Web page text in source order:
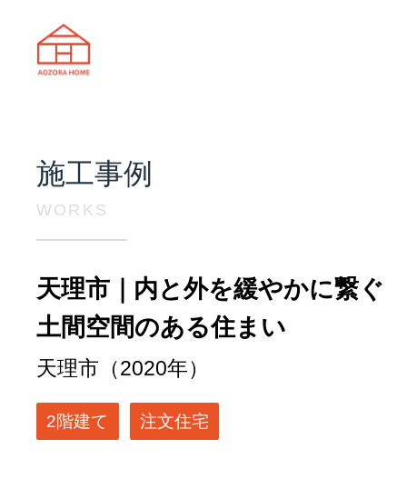
施工事例
WORKS
天理市｜内と外を緩やかに繋ぐ
土間空間のある住まい
天理市（2020年）
2階建て 注文住宅